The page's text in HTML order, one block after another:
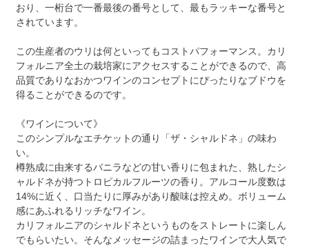
おり、一桁台で一番最後の番号として、最もラッキーな番号と
されています。
この生産者のウリは何といってもコストパフォーマンス。カリ
フォルニア全土の栽培家にアクセスすることができるので、高
品質でありなおかつワインのコンセプトにぴったりなブドウを
得ることができるのです。
《ワインについて》
このシンプルなエチケットの通り「ザ・シャルドネ」の味わ
い。
樽熟成に由来するバニラなどの甘い香りに包まれた、熟したシ
ャルドネが持つトロピカルフルーツの香り。アルコール度数は
14%に近く、口当たりに厚みがあり酸味は控えめ。ボリューム
感にあふれるリッチなワイン。
カリフォルニアのシャルドネというものをストレートに楽しん
でもらいたい。そんなメッセージの詰まったワインで大人気で